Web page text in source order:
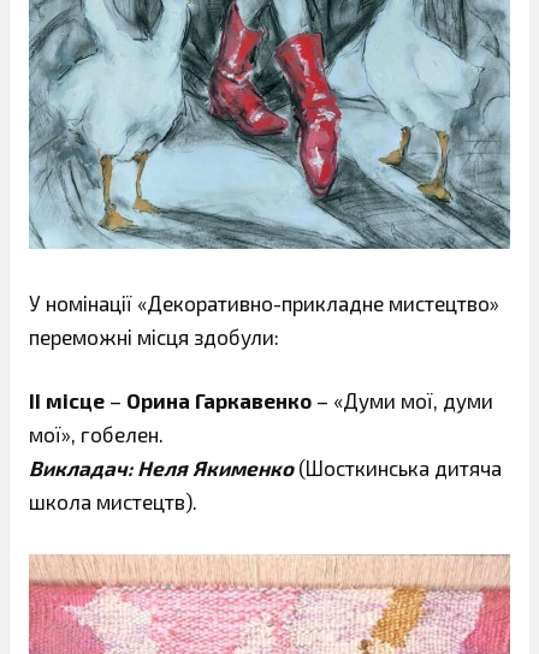
У номінації «Декоративно-прикладне мистецтво»
переможні місця здобули:
ІІ місце – Орина Гаркавенко – «Думи мої, думи
мої», гобелен.
Викладач: Неля Якименко(Шосткинська дитяча
школа мистецтв).